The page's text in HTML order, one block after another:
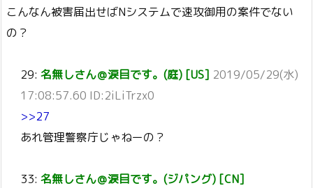
こんなん被害届出せばNシステムで速攻御用の案件でない
の？
29: 名無しさん＠涙目です。(庭) [US] 2019/05/29(水)
17:08:57.60 ID:2iLiTrzx0
>>27
あれ管理警察庁じゃねーの？
33: 名無しさん＠涙目です。(ジパング) [CN]